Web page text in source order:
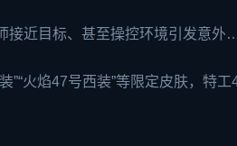
接近目标、甚至操控环境引发意
”“火焰47号西装”等限定皮肤，特